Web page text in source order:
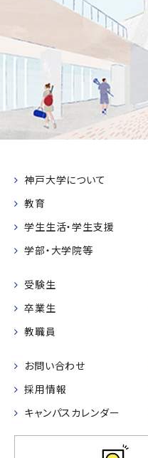
神戸大学について
教育
学生生活・学生支援
学部・大学院等
受験生
卒業生
教職員
お問い合わせ
採用情報
キャンパスカレンダー